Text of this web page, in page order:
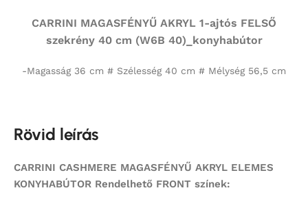
CARRINI MAGASFÉNYŰ AKRYL 1-ajtós FELSŐ
szekrény 40 cm (W6B 40)_konyhabútor
-Magasság 36 cm # Szélesség 40 cm # Mélység 56,5 cm
Rövid leírás
CARRINI CASHMERE MAGASFÉNYŰ AKRYL ELEMES
KONYHABÚTOR Rendelhető FRONT színek: